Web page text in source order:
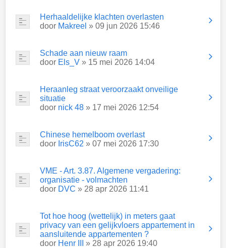
Herhaaldelijke klachten overlasten
door Makreel » 09 jun 2026 15:46
Schade aan nieuw raam
door Els_V » 15 mei 2026 14:04
Heraanleg straat veroorzaakt onveilige
situatie
door nick 48 » 17 mei 2026 12:54
Chinese hemelboom overlast
door IrisC62 » 07 mei 2026 17:30
VME - Art. 3.87. Algemene vergadering:
organisatie - volmachten
door DVC » 28 apr 2026 11:41
Tot hoe hoog (wettelijk) in meters gaat
privacy van een gelijkvloers appartement in
aansluitende appartementen ?
door Henr III » 28 apr 2026 19:40